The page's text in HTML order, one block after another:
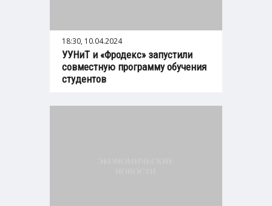
18:30, 10.04.2024
УУНиТ и «Фродекс» запустили
совместную программу обучения
студентов